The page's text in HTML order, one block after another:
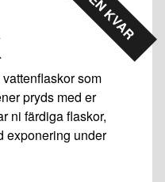
som
pryds med er
ni färdiga flaskor,
exponering under